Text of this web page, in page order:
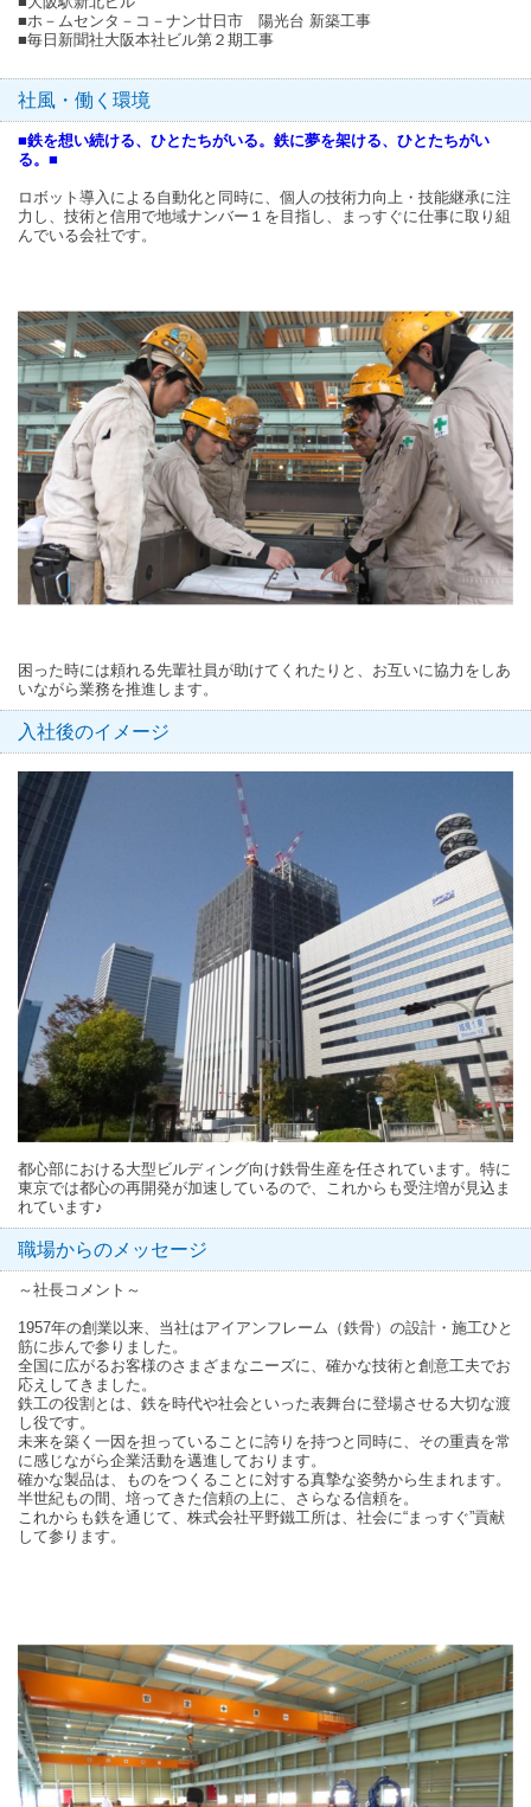
■ホ－ムセンタ－コ－ナン廿日市 陽光台 新築工事
■毎日新聞社大阪本社ビル第２期工事
社風・働く環境
■鉄を想い続ける、ひとたちがいる。鉄に夢を架ける、ひとたちがい
る。■
ロボット導入による自動化と同時に、個人の技術力向上・技能継承に注
力し、技術と信用で地域ナンバー１を目指し、まっすぐに仕事に取り組
んでいる会社です。
困った時には頼れる先輩社員が助けてくれたりと、お互いに協力をしあ
いながら業務を推進します。
入社後のイメージ
都心部における大型ビルディング向け鉄骨生産を任されています。特に
東京では都心の再開発が加速しているので、これからも受注増が見込ま
れています♪
職場からのメッセージ
～社長コメント～
1957年の創業以来、当社はアイアンフレーム（鉄骨）の設計・施工ひと
筋に歩んで参りました。
全国に広がるお客様のさまざまなニーズに、確かな技術と創意工夫でお
応えしてきました。
鉄工の役割とは、鉄を時代や社会といった表舞台に登場させる大切な渡
し役です。
未来を築く一因を担っていることに誇りを持つと同時に、その重責を常
に感じながら企業活動を邁進しております。
確かな製品は、ものをつくることに対する真摯な姿勢から生まれます。
半世紀もの間、培ってきた信頼の上に、さらなる信頼を。
これからも鉄を通じて、株式会社平野鐵工所は、社会に“まっすぐ”貢献
して参ります。